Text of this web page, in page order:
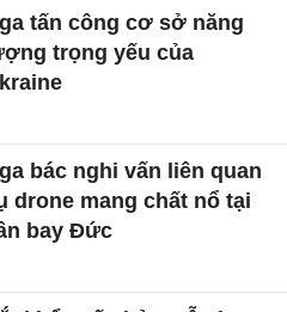
tấn công cơ sở năng
trọng yếu của
bác nghi vấn liên quan
drone mang chất nổ tại
bay Đức